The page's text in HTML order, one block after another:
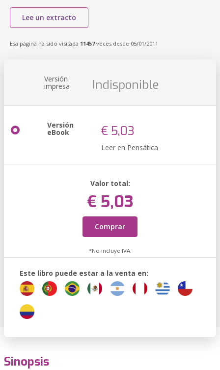
Lee un extracto
Esa página ha sido visitada 11457veces desde 05/01/2011
Versión
impresa Indisponible
Versión
eBook € 5,03
Leer en Pensática
Valor total:
€ 5,03
Comprar
*No incluye IVA.
Este libro puede estar a la venta en:
Sinopsis